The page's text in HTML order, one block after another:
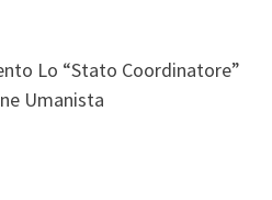
Lo “Stato Coordinatore”
Umanista